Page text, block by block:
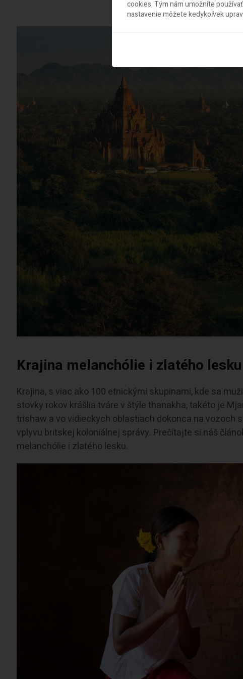
V cene je aj 1
Krajina melanchólie i zlatého lesku
Krajina, s viac ako 100 etnickými skupinami, kde sa
stovky rokov krášlia tváre v štýle thanakha, takéto je
trishaw a vo vidieckych oblastiach dokonca na vozoch
vplyvu britskej koloniálnej správy. Prečítajte si náš
melanchólie i zlatého lesku.
cookies. Tým nám umožníte
nastavenie môžete kedykoľvek